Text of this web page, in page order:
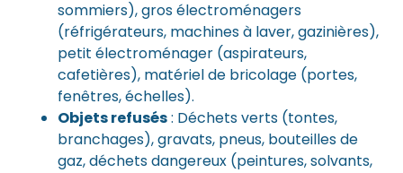
sommiers), gros électroménagers
(réfrigérateurs, machines à laver, gazinières),
petit électroménager (aspirateurs,
cafetières), matériel de bricolage (portes,
fenêtres, échelles).
Objets refusés: Déchets verts (tontes,
branchages), gravats, pneus, bouteilles de
gaz, déchets dangereux (peintures, solvants,